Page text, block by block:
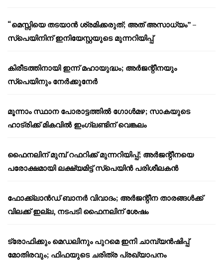
“മെസ്സിയെ തടയാൻ ശ്രമിക്കരുത്; അത് അസാധ്യം” –
സ്പെയിനിന് ഇനിയേസ്റ്റയുടെ മുന്നറിയിപ്പ്
കിരീടത്തിനായി ഇന്ന് മഹായുദ്ധം; അർജന്റീനയും
സ്പെയിനും നേർക്കുനേർ
മൂന്നാം സ്ഥാന പോരാട്ടത്തിൽ ഗോൾമഴ; സാകയുടെ
ഹാട്രിക്ക് മികവിൽ ഇംഗ്ലണ്ടിന് വെങ്കലം
ഫൈനലിന് മുമ്പ് റഫറിക്ക് മുന്നറിയിപ്പ്; അർജന്റീനയെ
പരോക്ഷമായി ലക്ഷ്യമിട്ട് സ്പെയിൻ പരിശീലകൻ
ഫോക്ക്‌ലാൻഡ് ബാനർ വിവാദം; അർജന്റീന താരങ്ങൾക്ക്
വിലക്ക് ഇല്ല, നടപടി ഫൈനലിന് ശേഷം
ട്രോഫിക്കും മെഡലിനും പുറമെ ഇനി ചാമ്പ്യൻഷിപ്പ്
മോതിരവും; ഫിഫയുടെ ചരിത്ര പ്രഖ്യാപനം